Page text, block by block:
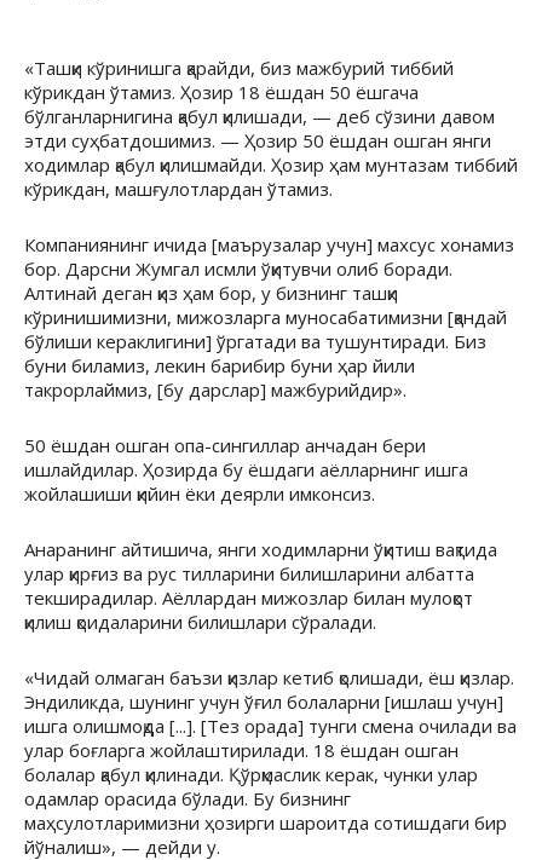
«Ташқи кўринишга қарайди, биз мажбурий тиббий
кўрикдан ўтамиз. Ҳозир 18 ёшдан 50 ёшгача
бўлганларнигина қабул қилишади, — деб сўзини давом
этди суҳбатдошимиз. — Ҳозир 50 ёшдан ошган янги
ходимлар қабул қилишмайди. Ҳозир ҳам мунтазам тиббий
кўрикдан, машғулотлардан ўтамиз.
Компаниянинг ичида [маърузалар учун] махсус хонамиз
бор. Дарсни Жумгал исмли ўқитувчи олиб боради.
Алтинай деган қиз ҳам бор, у бизнинг ташқи
кўринишимизни, мижозларга муносабатимизни [қандай
бўлиши кераклигини] ўргатади ва тушунтиради. Биз
буни биламиз, лекин барибир буни ҳар йили
такрорлаймиз, [бу дарслар] мажбурийдир».
50 ёшдан ошган опа-сингиллар анчадан бери
ишлайдилар. Ҳозирда бу ёшдаги аёлларнинг ишга
жойлашиши қийин ёки деярли имконсиз.
Анаранинг айтишича, янги ходимларни ўқитиш вақтида
улар қирғиз ва рус тилларини билишларини албатта
текширадилар. Аёллардан мижозлар билан мулоқот
қилиш қоидаларини билишлари сўралади.
«Чидай олмаган баъзи қизлар кетиб қолишади, ёш қизлар.
Эндиликда, шунинг учун ўғил болаларни [ишлаш учун]
ишга олишмоқда [...]. [Тез орада] тунги смена очилади ва
улар боғларга жойлаштирилади. 18 ёшдан ошган
болалар қабул қилинади. Қўрқмаслик керак, чунки улар
одамлар орасида бўлади. Бу бизнинг
маҳсулотларимизни ҳозирги шароитда сотишдаги бир
йўналиш», — дейди у.